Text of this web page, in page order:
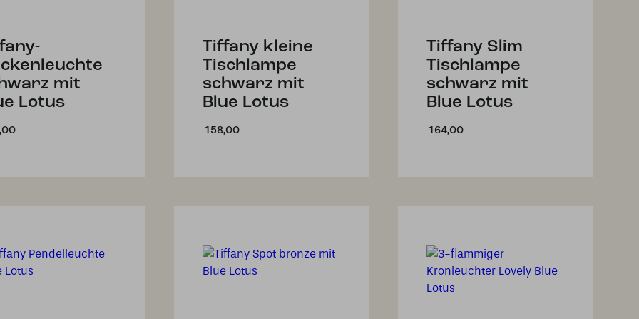
mit
Lotus
Tiffany kleine
Tischlampe
schwarz mit
Blue Lotus
158,00
Tiffany Slim
Tischlampe
schwarz mit
Blue Lotus
164,00